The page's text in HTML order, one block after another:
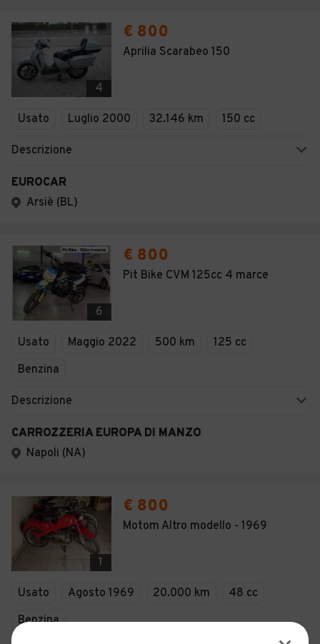
4
€ 800
Aprilia Scarabeo 150
Usato Luglio 2000 32.146 km 150 cc
Descrizione
EUROCAR
Arsiè (BL)
6
€ 800
Pit Bike CVM 125cc 4 marce
Usato Maggio 2022 500 km
125 cc
Benzina
Descrizione
CARROZZERIA EUROPA DI MANZO
Napoli (NA)
1
€ 800
Motom Altro modello - 1969
Usato Agosto 1969 20.000 km
48 cc
Benzina